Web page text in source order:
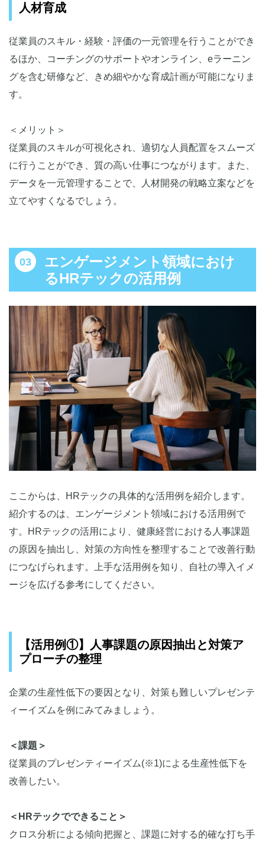
人材育成
従業員のスキル・経験・評価の一元管理を行うことができ
るほか、コーチングのサポートやオンライン、eラーニン
グを含む研修など、きめ細やかな育成計画が可能になりま
す。
＜メリット＞
従業員のスキルが可視化され、適切な人員配置をスムーズ
に行うことができ、質の高い仕事につながります。また、
データを一元管理することで、人材開発の戦略立案などを
立てやすくなるでしょう。
エンゲージメント領域におけ
るHRテックの活用例
ここからは、HRテックの具体的な活用例を紹介します。
紹介するのは、エンゲージメント領域における活用例で
す。HRテックの活用により、健康経営における人事課題
の原因を抽出し、対策の方向性を整理することで改善行動
につなげられます。上手な活用例を知り、自社の導入イメ
ージを広げる参考にしてください。
【活用例①】人事課題の原因抽出と対策ア
プローチの整理
企業の生産性低下の要因となり、対策も難しいプレゼンテ
ィーイズムを例にみてみましょう。
＜課題＞
従業員のプレゼンティーイズム(※1)による生産性低下を
改善したい。
＜HRテックでできること＞
クロス分析による傾向把握と、課題に対する的確な打ち手